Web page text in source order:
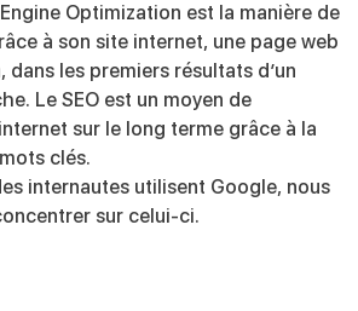
Optimization est la manière de
à son site internet, une page web
dans les premiers résultats d’un
Le SEO est un moyen de
sur le long terme grâce à la
clés.
internautes utilisent Google, nous
sur celui-ci.